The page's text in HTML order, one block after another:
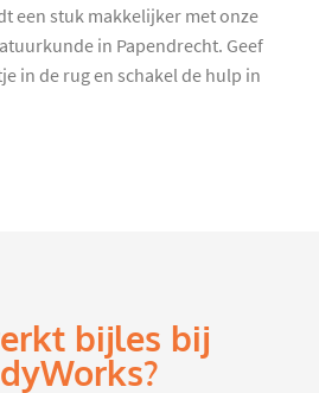
een stuk makkelijker met onze
in Papendrecht. Geef
in de rug en schakel de hulp in
bijles bij